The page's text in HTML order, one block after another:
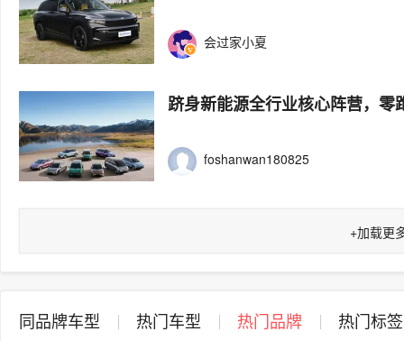
会过家小夏
跻身新能源全行业核心阵营，
foshanwan180825
+加载更
同品牌车型 热门车型 热门品牌 热门标签